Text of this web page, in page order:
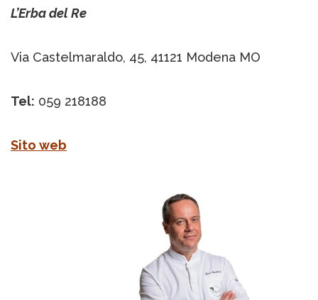
L’Erba del Re
Via Castelmaraldo, 45, 41121 Modena MO
Tel: 059 218188
Sito web